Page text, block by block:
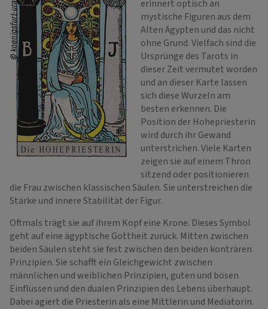
erinnert optisch an
mystische Figuren aus dem
Alten Ägypten und das nicht
ohne Grund. Vielfach sind die
Ursprünge des Tarots in
dieser Zeit vermutet worden
und an dieser Karte lassen
sich diese Wurzeln am
besten erkennen. Die
Position der Hohepriesterin
wird durch ihr Gewand
unterstrichen. Viele Karten
zeigen sie auf einem Thron
sitzend oder positionieren
die Frau zwischen klassischen Säulen. Sie unterstreichen die
Stärke und innere Stabilität der Figur.
Oftmals trägt sie auf ihrem Kopf eine Krone. Dieses Symbol
geht auf eine ägyptische Gottheit zurück. Mitten zwischen
beiden Säulen steht sie fest zwischen den beiden konträren
Prinzipien. Sie schafft ein Gleichgewicht zwischen
männlichen und weiblichen Prinzipien, guten und bösen
Einflüssen und den dualen Prinzipien des Lebens überhaupt.
Dabei agiert die Priesterin als eine Mittlerin und Mediatorin.